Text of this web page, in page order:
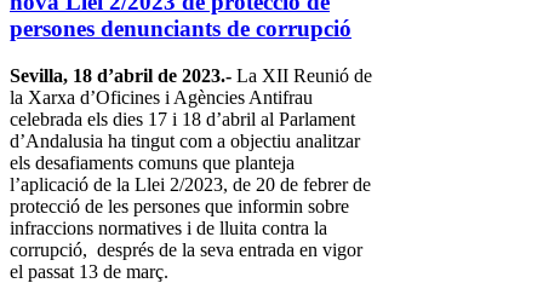
persones denunciants de corrupció
Sevilla, 18 d’abril de 2023.- La XII Reunió de
la Xarxa d’Oficines i Agències Antifrau
celebrada els dies 17 i 18 d’abril al Parlament
d’Andalusia ha tingut com a objectiu analitzar
els desafiaments comuns que planteja
l’aplicació de la Llei 2/2023, de 20 de febrer de
protecció de les persones que informin sobre
infraccions normatives i de lluita contra la
corrupció, després de la seva entrada en vigor
el passat 13 de març.